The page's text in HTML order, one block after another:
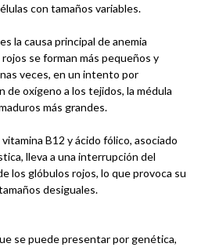
con tamaños variables.
la causa principal de anemia
se forman más pequeños y
veces, en un intento por
de oxígeno a los tejidos, la médula
más grandes.
B12 y ácido fólico, asociado
lleva a una interrupción del
los glóbulos rojos, lo que provoca su
desiguales.
se puede presentar por genética,